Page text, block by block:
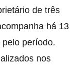
de três
há 13
período.
nos